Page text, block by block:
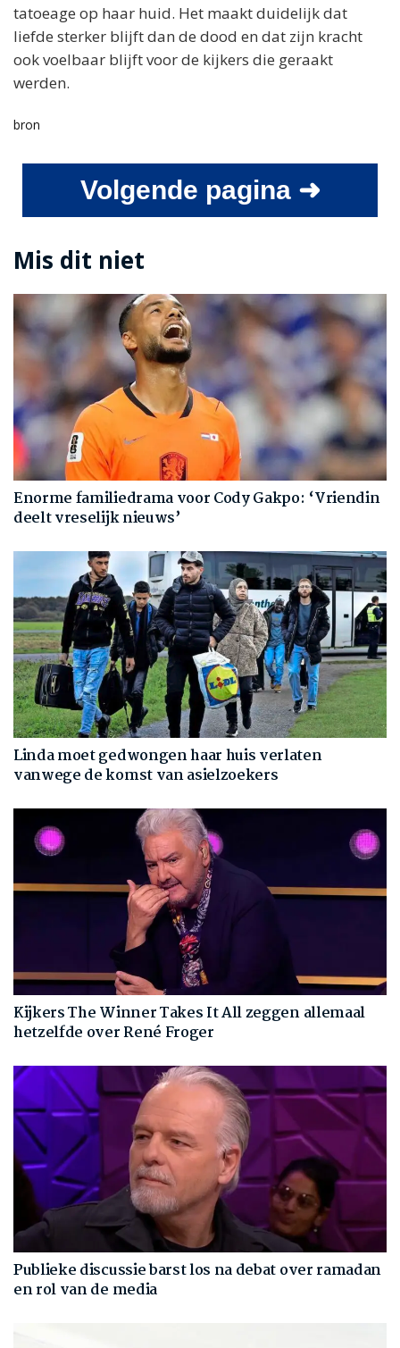
tatoeage op haar huid. Het maakt duidelijk dat
liefde sterker blijft dan de dood en dat zijn kracht
ook voelbaar blijft voor de kijkers die geraakt
werden.
bron
Volgende pagina ➜
Mis dit niet
Enorme familiedrama voor Cody Gakpo: ‘Vriendin
deelt vreselijk nieuws’
Linda moet gedwongen haar huis verlaten
vanwege de komst van asielzoekers
Kijkers The Winner Takes It All zeggen allemaal
hetzelfde over René Froger
Publieke discussie barst los na debat over ramadan
en rol van de media